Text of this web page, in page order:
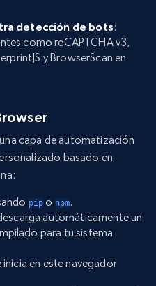
detección de bots:
como reCAPTCHA v3,
y BrowserScan en
capa de automatización
basado en
pip o npm.
automáticamente un
para tu sistema
en este navegador